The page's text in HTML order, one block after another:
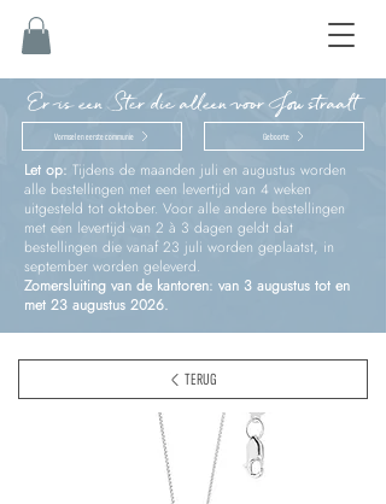
Er is een Ster die alleen voor Jou straalt
Vormsel en eerste communie Geboorte
Let op: Tijdens de maanden juli en augustus worden
alle bestellingen met een levertijd van 4 weken
uitgesteld tot oktober. Voor alle andere bestellingen
met een levertijd van 2 à 3 dagen geldt dat
bestellingen die vanaf 23 juli worden geplaatst, in
september worden geleverd.
Zomersluiting van de kantoren: van 3 augustus tot en
met 23 augustus 2026.
TERUG